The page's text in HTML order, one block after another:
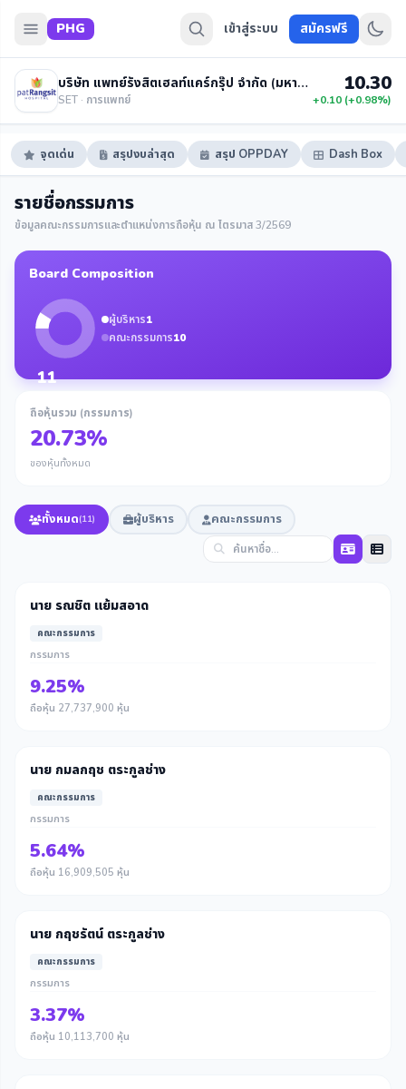
PHG เข้าสู่ระบบ สมัครฟรี
บริษัท แพทย์รังสิตเฮลท์แคร์กรุ๊ป จำกัด (มหาชน)
SET · การแพทย์
10.30
+0.10 (+0.98%)
จุดเด่น สรุปงบล่าสุด สรุป OPPDAY Dash Box
รายชื่อกรรมการ
ข้อมูลคณะกรรมการและตำแหน่งการถือหุ้น ณ ไตรมาส 3/2569
Board Composition
11
ผู้บริหาร1
คณะกรรมการ10
ถือหุ้นรวม (กรรมการ)
20.73%
ของหุ้นทั้งหมด
ทั้งหมด(11) ผู้บริหาร คณะกรรมการ
นาย รณชิต แย้มสอาด
คณะกรรมการ
กรรมการ
9.25%
ถือหุ้น 27,737,900 หุ้น
นาย กมลกฤช ตระกูลช่าง
คณะกรรมการ
กรรมการ
5.64%
ถือหุ้น 16,909,505 หุ้น
นาย กฤชรัตน์ ตระกูลช่าง
คณะกรรมการ
กรรมการ
3.37%
ถือหุ้น 10,113,700 หุ้น